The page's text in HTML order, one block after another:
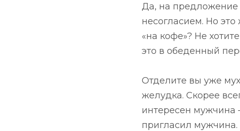
Да, на предложение
несогласием. Но
«на кофе»? Не
это в обеденный
Отделите вы уже
желудка. Скорее
интересен мужчина
пригласил